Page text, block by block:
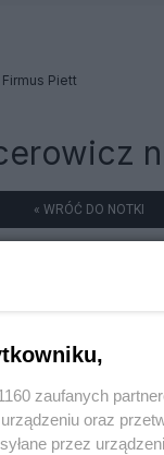
Firmus Piett
« WRÓĆ DO NOTKI
zaufanych
oraz
przez